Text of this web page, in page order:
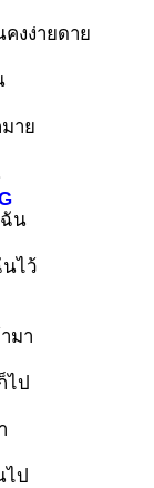
งง่ายดาย
าย
ฉัน
ไว้
มา
ไป
ป